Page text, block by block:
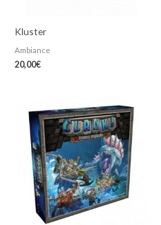
Kluster
Ambiance
20,00€